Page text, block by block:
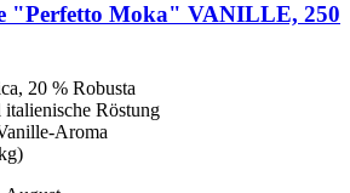
"Perfetto Moka" VANILLE, 250
20 % Robusta
Röstung
Aroma